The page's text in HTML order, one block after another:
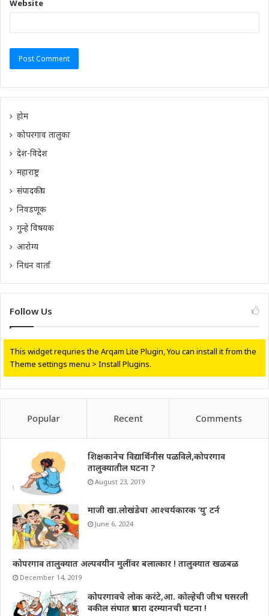
Website
होम
कोपरगाव तालुका
देश-विदेश
महाराष्ट्र
संपादकीय
निवडणूक
गुन्हे विषयक
आरोग्य
निधन वार्ता
Follow Us
This widget requries the Arqam Lite Plugin, You can install it from the
Theme settings menu > Install Plugins.
Popular Recent Comments
शिक्षकानेच विद्यार्थिनीस पळविले,कोपरगाव
तालुक्यातील घटना ?
August 23, 2019
माजी खा.लोखंडेचा आश्चर्यकारक ‘यु’ टर्न
June 6, 2024
कोपरगाव तालुक्यात अल्पवयीन मुलींवर बलात्कार ! तालुक्यात खळबळ
December 14, 2019
कोपरगावचे लोक करंटे,आ. कोल्हेची जीभ घसरली
वकील संघात प्रचारा दरम्यानची घटना !